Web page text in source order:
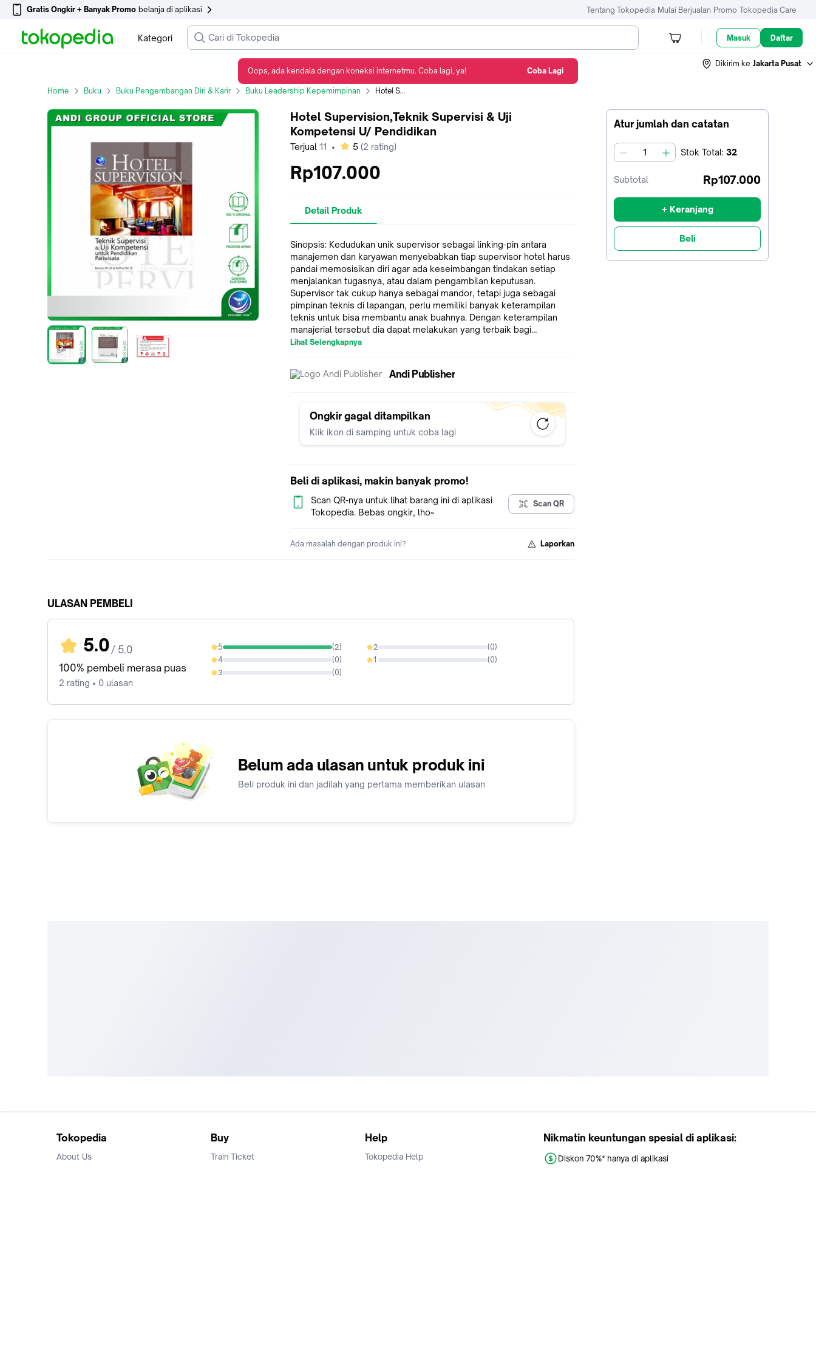
Gratis Ongkir + Banyak Promo belanja di aplikasi Tentang Tokopedia Mulai Berjualan Promo Tokopedia Care
Kategori Masuk Daftar
Dikirim ke Jakarta Pusat
Home Buku Buku Pengembangan Diri & Karir Buku Leadership Kepemimpinan Hotel Supervision,Teknik Supervisi & Uji Kompetensi U/ Pendidikan
Atur jumlah dan catatan
jumlah Stok Total: 32
Subtotal Rp107.000
+ Keranjang
Beli
Hotel Supervision,Teknik Supervisi & Uji
Kompetensi U/ Pendidikan
Terjual 11 • bintang
5 (2 rating)
Rp107.000
Detail Produk
Sinopsis: Kedudukan unik supervisor sebagai linking-pin antara
manajemen dan karyawan menyebabkan tiap supervisor hotel harus
pandai memosisikan diri agar ada keseimbangan tindakan setiap
menjalankan tugasnya, atau dalam pengambilan keputusan.
Supervisor tak cukup hanya sebagai mandor, tetapi juga sebagai
pimpinan teknis di lapangan, perlu memiliki banyak keterampilan
teknis untuk bisa membantu anak buahnya. Dengan keterampilan
manajerial tersebut dia dapat melakukan yang terbaik bagi
manajemen dan top manajemen yang mempercayainya untuk tugas
psikologis, dan tindakan yang menyertakan moral. Tentu menjadikan
Buku ini membahas lengkap peranan supervisor hotel dan
tantangannya sebagai Middle Manager yang bersinggungan
ini sebagai acuan terutama pada semester III dan IV pendidikan
tinggi Pariwisata dan Perhotelan, di samping buku Hotel
Communication Management.
Lihat Selengkapnya
Andi Publisher
Ongkir gagal ditampilkan
Klik ikon di samping untuk coba lagi
Beli di aplikasi, makin banyak promo!
Scan QR-nya untuk lihat barang ini di aplikasi
Tokopedia. Bebas ongkir, lho~
Scan QR
Ada masalah dengan produk ini? Laporkan
ULASAN PEMBELI
5.0 / 5.0
100% pembeli merasa puas
2 rating • 0 ulasan
5 (2)
100%
4 (0)
0%
3 (0)
0%
2 (0)
0%
1 (0)
0%
Belum ada ulasan untuk produk ini
Beli produk ini dan jadilah yang pertama memberikan ulasan
Tokopedia
About Us
Buy
Train Ticket
Help
Tokopedia Help
Nikmatin keuntungan spesial di aplikasi:
Diskon 70%* hanya di aplikasi
Oops, ada kendala dengan koneksi internetmu. Coba lagi, ya! Coba Lagi